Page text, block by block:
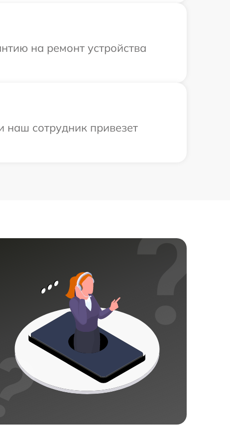
на ремонт устройства
наш сотрудник привезет